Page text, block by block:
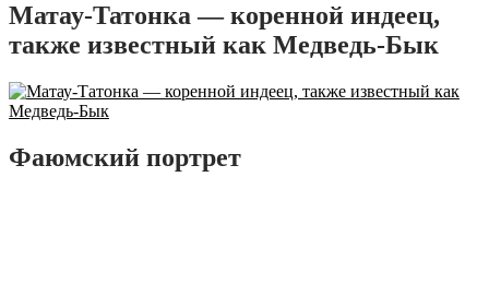
Матау-Татонка — коренной индеец,
также известный как Медведь-Бык
Фаюмский портрет